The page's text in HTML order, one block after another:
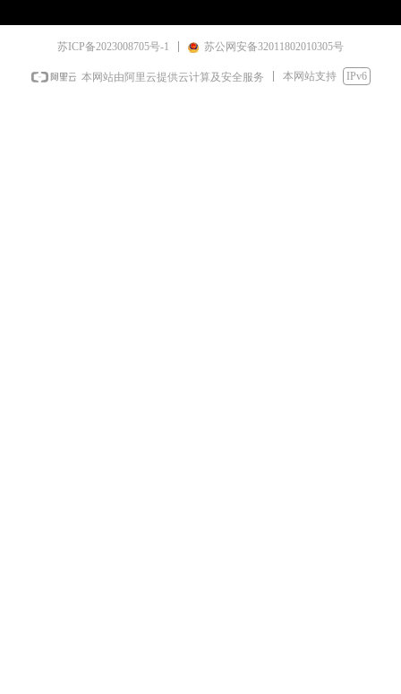
苏ICP备2023008705号-1 苏公网安备32011802010305号
本网站由阿里云提供云计算及安全服务 本网站支持 IPv6